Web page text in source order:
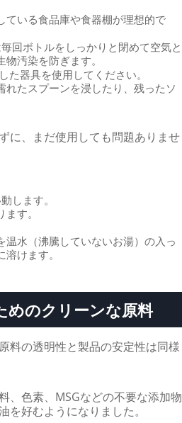
ている食品庫や食器棚が理想的で
回ボトルをしっかりと閉めて空気と
汚染を防ぎます。
た器具を使用してください。
たスプーンを浸したり、残ったソ
に、まだ使用しても問題ありませ
します。
す。
水（沸騰していないお湯）の入っ
けます。
めのクリーンな原料
料の透明性と製品の安定性は同様
、色素、MSGなどの不要な添加物
好むようになりました。